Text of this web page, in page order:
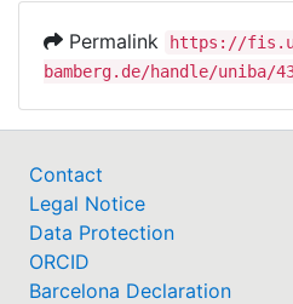
Permalink
https://
bamberg.de/handle/uniba/
Contact
Legal Notice
Data Protection
ORCID
Barcelona Declaration